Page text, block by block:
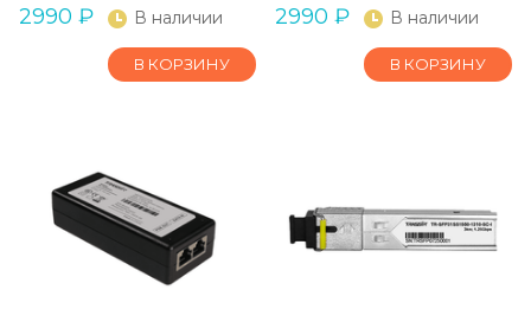
2990 ₽ В наличии
В КОРЗИНУ
2990 ₽ В наличии
В КОРЗИНУ